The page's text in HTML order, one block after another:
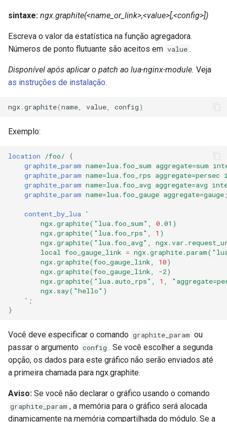
sintaxe: ngx.graphite(<name_or_link>,<value>[,<config>])
Escreva o valor da estatística na função agregadora.
Números de ponto flutuante são aceitos em value .
Disponível após aplicar o patch ao lua-nginx-module. Veja
as instruções de instalação.
ngx.graphite(name value config)
Exemplo:
location /foo/
{
graphite_param name=lua.foo_sum aggregate=sum
graphite_param name=lua.foo_rps aggregate=persec
graphite_param name=lua.foo_avg aggregate=avg
graphite_param name=lua.foo_gauge aggregate=gauge
content_by_lua
'
ngx.graphite("lua.foo_sum",
0 .01)
ngx.graphite("lua.foo_rps",
1 )
ngx.graphite("lua.foo_avg",
local
foo_gauge_link =
ngx.graphite(foo_gauge_link,
10)
ngx.graphite(foo_gauge_link,
-2)
ngx.graphite("lua.auto_rps",
1
ngx.say("hello")
' ;
}
Você deve especificar o comando graphite_param ou
passar o argumento config . Se você escolher a segunda
opção, os dados para este gráfico não serão enviados até
a primeira chamada para ngx.graphite.
Aviso: Se você não declarar o gráfico usando o comando
graphite_param , a memória para o gráfico será alocada
dinamicamente na memória compartilhada do módulo. Se a